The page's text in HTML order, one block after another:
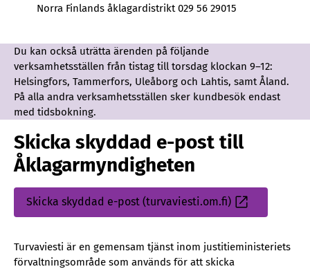
Norra Finlands åklagardistrikt 029 56 29015
Du kan också uträtta ärenden på följande
verksamhetsställen från tistag till torsdag klockan 9–12:
Helsingfors, Tammerfors, Uleåborg och Lahtis, samt Åland.
På alla andra verksamhetsställen sker kundbesök endast
med tidsbokning.
Skicka skyddad e-post till
Åklagarmyndigheten
Skicka skyddad e-post (turvaviesti.om.fi)
Sisäinen
Turvaviesti är en gemensam tjänst inom justitieministeriets
förvaltningsområde som används för att skicka